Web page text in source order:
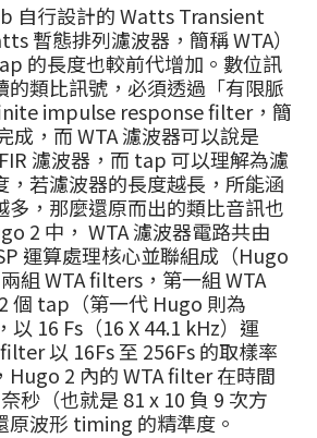
自行設計的 Watts Transient
暫態排列濾波器，簡稱 WTA）
的長度也較前代增加。數位訊
的類比訊號，必須透過「有限脈
impulse response filter，簡
成，而 WTA 濾波器可以說是
濾波器，而 tap 可以理解為濾
，若濾波器的長度越長，所能涵
多，那麼還原而出的類比音訊也
2 中， WTA 濾波器電路共由
運算處理核心並聯組成（Hugo
組 WTA filters，第一組 WTA
個 tap（第一代 Hugo 則為
16 Fs（16 X 44.1 kHz）運
以 16Fs 至 256Fs 的取樣率
Hugo 2 內的 WTA filter 在時間
秒（也就是 81 x 10 負 9 次方
原波形 timing 的精準度。